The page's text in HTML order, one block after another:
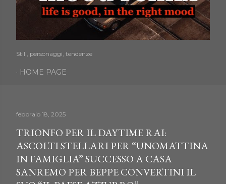
Stili, personaggi, tendenze
HOME PAGE
febbraio 18, 2025
TRIONFO PER IL DAYTIME RAI:
ASCOLTI STELLARI PER “UNOMATTINA
IN FAMIGLIA” SUCCESSO A CASA
SANREMO PER BEPPE CONVERTINI IL